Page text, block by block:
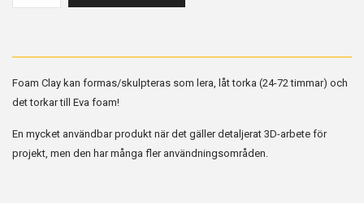
Foam Clay kan formas/skulpteras som lera, låt torka (24-72 timmar) och
det torkar till Eva foam!
En mycket användbar produkt när det gäller detaljerat 3D-arbete för
projekt, men den har många fler användningsområden.